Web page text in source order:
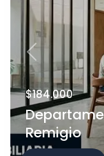
Previous
$184.000
Remigio